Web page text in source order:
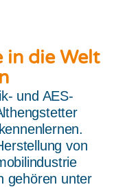
in die Welt
und AES-
von
gehören unter